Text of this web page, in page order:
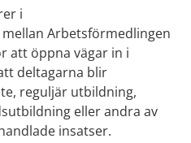
i
Arbetsförmedlingen
att öppna vägar in i
deltagarna blir
reguljär utbildning,
eller andra av
insatser.